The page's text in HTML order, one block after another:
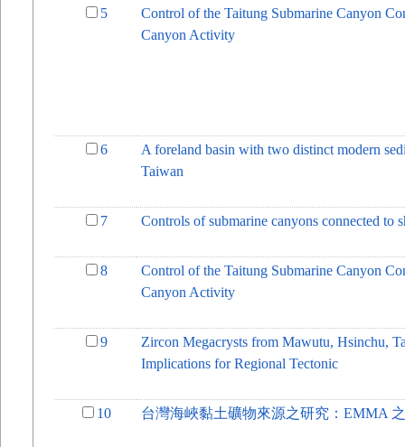
5
Control of the Taitung Submarine Canyon
Canyon Activity
6
A foreland basin with two distinct modern
Taiwan
7 Controls of submarine canyons connected to
8
Control of the Taitung Submarine Canyon
Canyon Activity
9
Zircon Megacrysts from Mawutu, Hsinchu,
Implications for Regional Tectonic
10 台灣海峽黏土礦物來源之研究：EMMA